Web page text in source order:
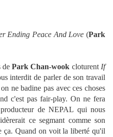
Ending Peace And Love (Park
dePark Chan-wook cloturent If
interdit de parler de son travail
ne badine pas avec ces choses
c'est pas fair-play. On ne fera
de NEPAL qui nous
ce segmant comme son
ça. Quand on voit la liberté qu'il